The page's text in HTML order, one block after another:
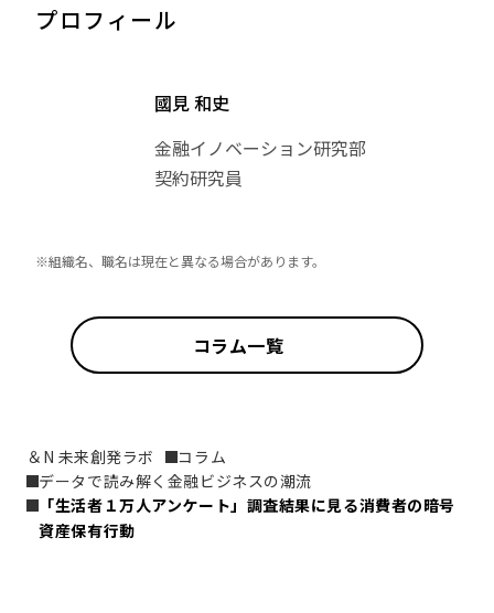
プロフィール
國見 和史
金融イノベーション研究部
契約研究員
※組織名、職名は現在と異なる場合があります。
コラム一覧
＆N 未来創発ラボ
コラム
データで読み解く金融ビジネスの潮流
「生活者１万人アンケート」調査結果に見る消費者の暗号
資産保有行動